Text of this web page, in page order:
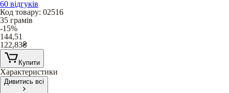
60 відгуків
Код товару: 02516
35 грамів
-15%
144,51
122,83₴
Купити
Характеристики
Дивитись всі